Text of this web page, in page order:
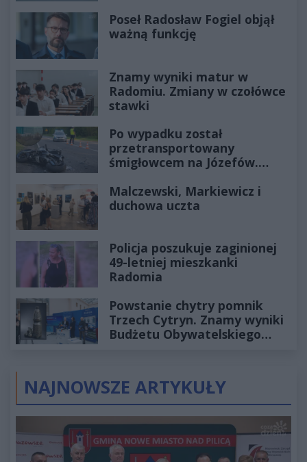
Poseł Radosław Fogiel objął
ważną funkcję
Znamy wyniki matur w
Radomiu. Zmiany w czołówce
stawki
Po wypadku został
przetransportowany
śmigłowcem na Józefów.
Malczewski, Markiewicz i
duchowa uczta
Policja poszukuje zaginionej
49-letniej mieszkanki
Radomia
Powstanie chytry pomnik
Trzech Cytryn. Znamy wyniki
Budżetu Obywatelskiego
NAJNOWSZE ARTYKUŁY